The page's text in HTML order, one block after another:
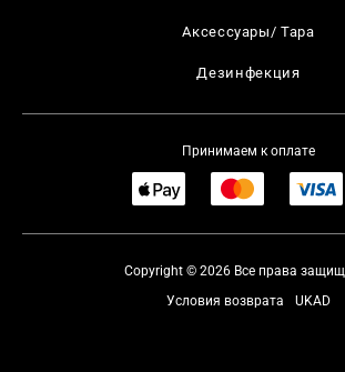
Аксессуары/ Тара
Дезинфекция
Принимаем к оплате
Copyright © 2026 Все права
UKAD
Условия возврата